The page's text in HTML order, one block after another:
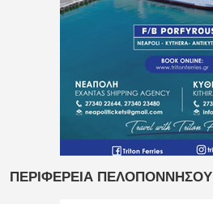
ΠΕΡΙΦΕΡΕΙΑ ΠΕΛΟΠΟΝΝΗΣΟΥ